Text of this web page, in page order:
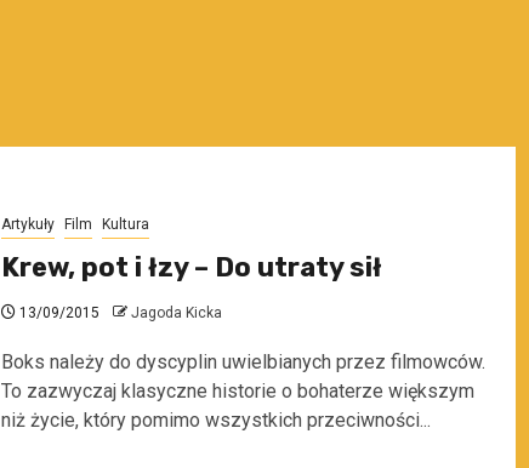
Artykuły Film Kultura
Krew, pot i łzy – Do utraty sił
13/09/2015 Jagoda Kicka
Boks należy do dyscyplin uwielbianych przez filmowców.
To zazwyczaj klasyczne historie o bohaterze większym
niż życie, który pomimo wszystkich przeciwności...